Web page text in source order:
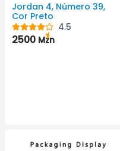
Jordan 4, Número 39,
Cor Preto
4.5
2500 Mzn